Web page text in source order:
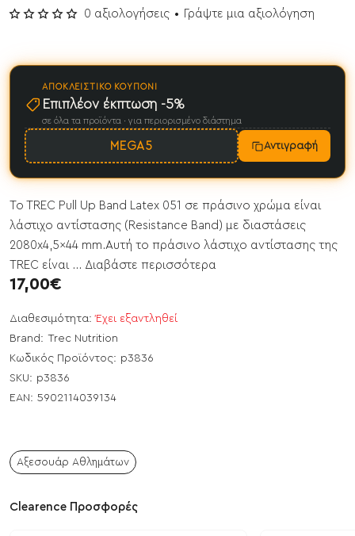
Διαθεσιμότητα: Έχει εξαντληθεί
Brand: Trec Nutrition
Κωδικός Προϊόντος: p3836
SKU: p3836
EAN: 5902114039134
0 αξιολογήσεις • Γράψτε μια αξιολόγηση
17,00€
ΑΠΟΚΛΕΙΣΤΙΚΌ ΚΟΥΠΌΝΙ
Επιπλέον έκπτωση -5%
σε όλα τα προϊόντα · για περιορισμένο διάστημα
MEGA5 Αντιγραφή
To TREC Pull Up Band Latex 051 σε πράσινο χρώμα είναι
λάστιχο αντίστασης (Resistance Band) με διαστάσεις
2080x4,5x44 mm.Αυτή το πράσινο λάστιχο αντίστασης της
TREC είναι ... Διαβάστε περισσότερα
Αξεσουάρ Αθλημάτων
Clearence Προσφορές